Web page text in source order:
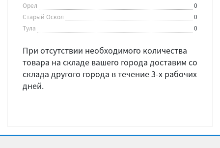
Орел
0
Старый Оскол
0
Тула
0
При отсутствии необходимого количества
товара на складе вашего города доставим со
склада другого города в течение 3-х рабочих
дней.